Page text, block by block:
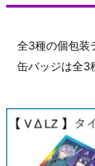
全3種の個包装
缶バッジは全3